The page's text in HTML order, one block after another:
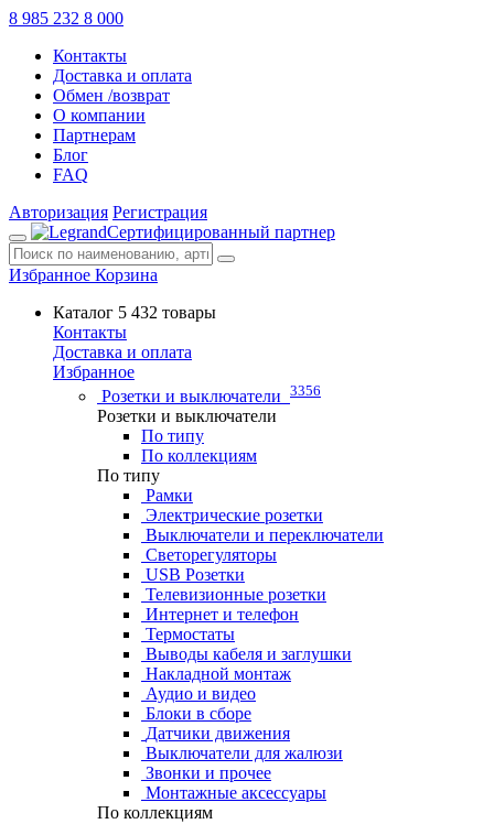
8 985 232 8 000
Контакты
Доставка и оплата
Обмен /возврат
О компании
Партнерам
Блог
FAQ
Авторизация Регистрация
Сертифицированный партнер
Избранное Корзина
Каталог 5 432 товары
Контакты
Доставка и оплата
Избранное
Розетки и выключатели 3356
Розетки и выключатели
По типу
По коллекциям
По типу
Рамки
Электрические розетки
Выключатели и переключатели
Светорегуляторы
USB Розетки
Телевизионные розетки
Интернет и телефон
Термостаты
Выводы кабеля и заглушки
Накладной монтаж
Аудио и видео
Блоки в сборе
Датчики движения
Выключатели для жалюзи
Звонки и прочее
Монтажные аксессуары
По коллекциям